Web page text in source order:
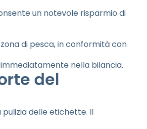
un notevole risparmio di
di pesca, in conformità con
nella bilancia.
del
delle etichette. Il